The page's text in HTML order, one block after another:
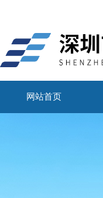
网站首页